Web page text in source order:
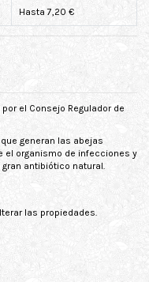
Hasta 7,20 €
el Consejo Regulador de
generan las abejas
el organismo de infecciones y
antibiótico natural.
las propiedades.